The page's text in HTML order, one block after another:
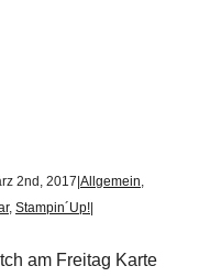
2nd, 2017 Allgemein,
, Stampin´Up!
am Freitag Karte